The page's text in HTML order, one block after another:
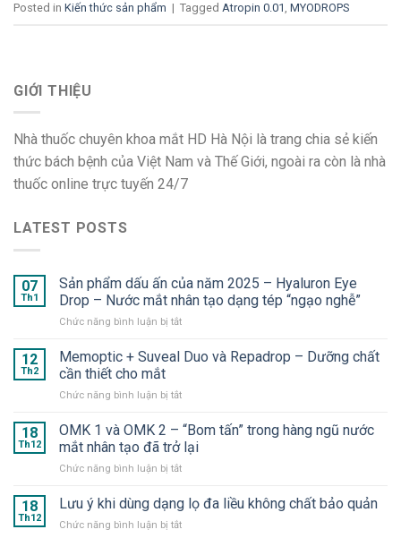
Posted in Kiến thức sản phẩm | Tagged Atropin 0.01, MYODROPS
GIỚI THIỆU
Nhà thuốc chuyên khoa mắt HD Hà Nội là trang chia sẻ kiến
thức bách bệnh của Việt Nam và Thế Giới, ngoài ra còn là nhà
thuốc online trực tuyến 24/7
LATEST POSTS
07
Th1
Sản phẩm dấu ấn của năm 2025 – Hyaluron Eye
Drop – Nước mắt nhân tạo dạng tép “ngạo nghễ”
Chức năng bình luận bị tắtở
phẩm
của
2025
–
Hyaluron
Eye
–
12
Th2
Memoptic + Suveal Duo và Repadrop – Dưỡng chất
cần thiết cho mắt
Chức năng bình luận bị tắtở
+
Suveal
Duo
và
–
chất
18
Th12
OMK 1 và OMK 2 – “Bom tấn” trong hàng ngũ nước
mắt nhân tạo đã trở lại
Chức năng bình luận bị tắtở
1
và
OMK
18
Th12
Lưu ý khi dùng dạng lọ đa liều không chất bảo quản
Chức năng bình luận bị tắtở